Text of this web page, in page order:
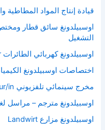
قيادة إنتاج المواد المطاطية
اوسبيلدونغ سائق قطار
التشغيل
اوسبيلدونغ كهربائي الطائرات Fluggerätelektroniker
اختصاصات اوسبيلدونغ
مخرج سينمائي تلفزيوني Film-/Fernseh-Regisseur/in
اوسبيلدونغ مترجم – مراسل
اوسبيلدونغ مزارع Landwirt